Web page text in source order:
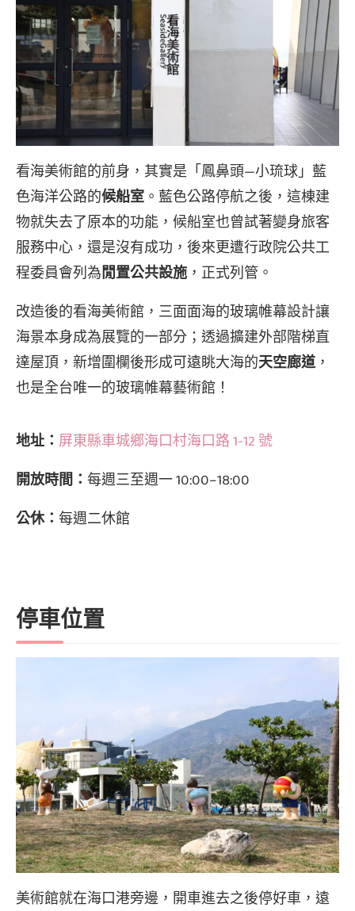
看海美術館的前身，其實是「鳳鼻頭—小琉球」藍
色海洋公路的候船室。藍色公路停航之後，這棟建
物就失去了原本的功能，候船室也曾試著變身旅客
服務中心，還是沒有成功，後來更遭行政院公共工
程委員會列為閒置公共設施 ，正式列管。
改造後的看海美術館，三面面海的玻璃帷幕設計讓
海景本身成為展覽的一部分；透過擴建外部階梯直
達屋頂，新增圍欄後形成可遠眺大海的天空廊道，
也是全台唯一的玻璃帷幕藝術館！
地址： 屏東縣車城鄉海口村海口路 1-12 號
開放時間： 每週三至週一 10:00–18:00
公休： 每週二休館
停車位置
美術館就在海口港旁邊，開車進去之後停好車，遠